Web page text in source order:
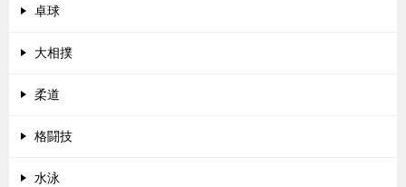
卓球
大相撲
柔道
格闘技
水泳